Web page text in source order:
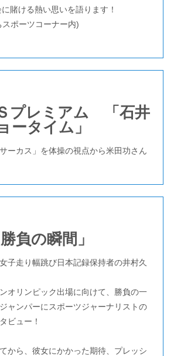
賭ける熱い思いを語ります！
ポーツコーナー内)
プレミアム 「石井
ータイム」
ーカス」を体操の視点から米田功さん
負の瞬間」
子走り幅跳び日本記録保持者の井村久
オリンピック出場に向けて、勝負の一
ャンパーにスポーツジャーナリストの
ビュー！
から、彼女にかかった期待、プレッシ